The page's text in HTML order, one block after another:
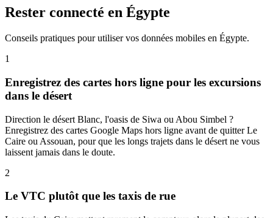
Rester connecté en Égypte
Conseils pratiques pour utiliser vos données mobiles en Égypte.
1
Enregistrez des cartes hors ligne pour les excursions
dans le désert
Direction le désert Blanc, l'oasis de Siwa ou Abou Simbel ?
Enregistrez des cartes Google Maps hors ligne avant de quitter Le
Caire ou Assouan, pour que les longs trajets dans le désert ne vous
laissent jamais dans le doute.
2
Le VTC plutôt que les taxis de rue